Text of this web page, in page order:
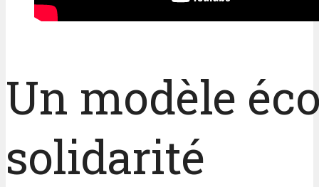
Un modèle
solidarité